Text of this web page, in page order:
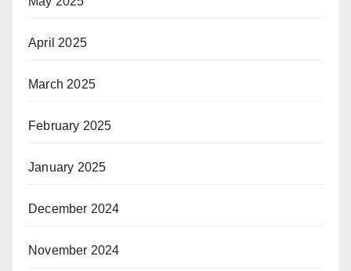
April 2025
March 2025
February 2025
January 2025
December 2024
November 2024